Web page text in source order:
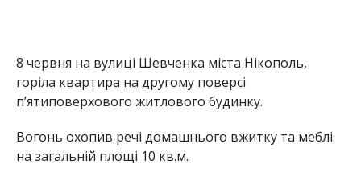
8 червня на вулиці Шевченка міста Нікополь,
горіла квартира на другому поверсі
п’ятиповерхового житлового будинку.
Вогонь охопив речі домашнього вжитку та меблі
на загальній площі 10 кв.м.